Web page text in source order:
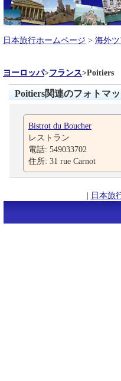
日本旅行ホームページ > 海外
ヨーロッパ>フランス>Poitiers
Poitiers関連のフォトマ
Bistrot du Boucher
レストラン
電話: 549033702
住所: 31 rue Carnot
| 日本旅